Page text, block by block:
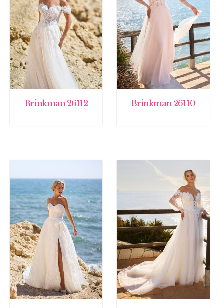
Brinkman 26112 Brinkman 26110